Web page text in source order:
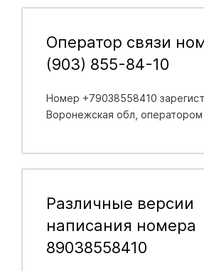
Оператор связи
(903) 855-84-10
Номер +79038558410
Воронежская обл ,
Различные версии
написания номера
89038558410